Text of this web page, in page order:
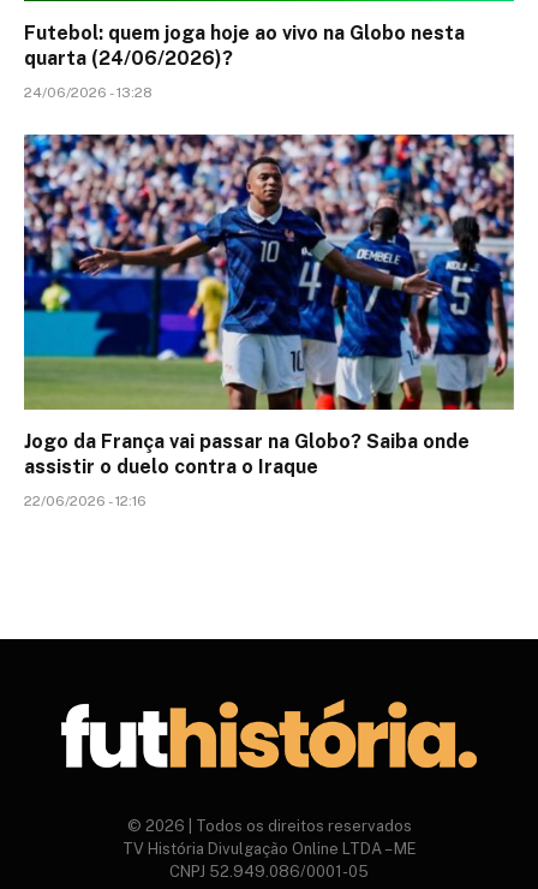
Futebol: quem joga hoje ao vivo na Globo nesta
quarta (24/06/2026)?
24/06/2026 - 13:28
Jogo da França vai passar na Globo? Saiba onde
assistir o duelo contra o Iraque
22/06/2026 - 12:16
© 2026 | Todos os direitos reservados
TV História Divulgação Online LTDA – ME
CNPJ 52.949.086/0001-05